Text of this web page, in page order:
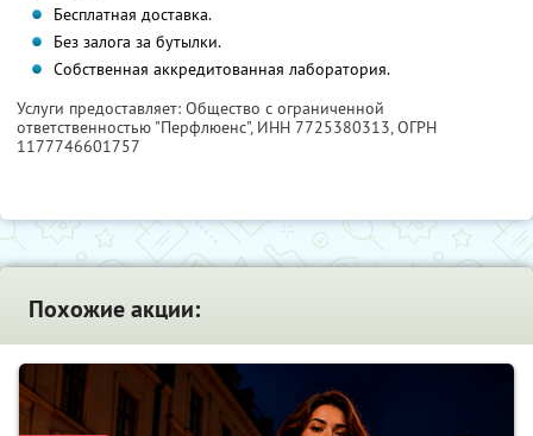
Бесплатная доставка.
Без залога за бутылки.
Собственная аккредитованная лаборатория.
Услуги предоставляет: Общество с ограниченной
ответственностью "Перфлюенс", ИНН 7725380313, ОГРН
1177746601757
Похожие акции: